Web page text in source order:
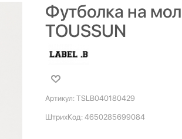
Футболка на
TOUSSUN
Артикул: TSLB040180429
ШтрихКод: 4650285699084